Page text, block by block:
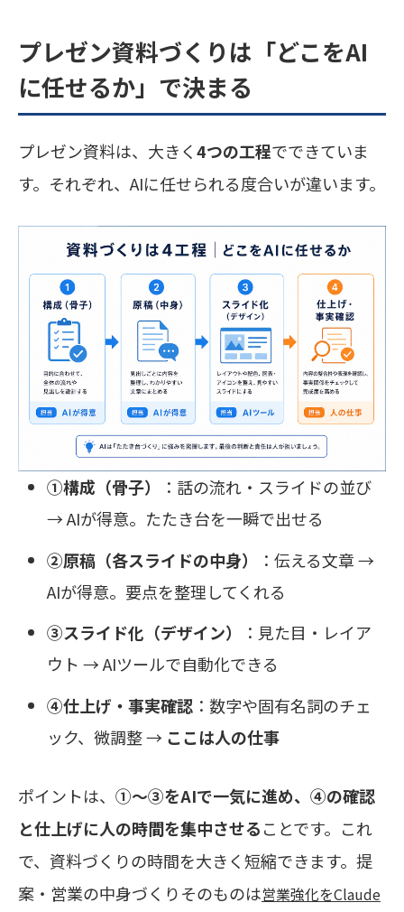
プレゼン資料づくりは「どこをAI
に任せるか」で決まる
プレゼン資料は、大きく4つの工程でできていま
す。それぞれ、AIに任せられる度合いが違います。
①構成（骨子）
：話の流れ・スライドの並び
→ AIが得意。たたき台を一瞬で出せる
②原稿（各スライドの中身）
：伝える文章 →
AIが得意。要点を整理してくれる
③スライド化（デザイン）
：見た目・レイア
ウト → AIツールで自動化できる
④仕上げ・事実確認 ：数字や固有名詞のチェ
ック、微調整 → ここは人の仕事
ポイントは、 ①〜③をAIで一気に進め、④の確認
と仕上げに人の時間を集中させることです。これ
で、資料づくりの時間を大きく短縮できます。提
案・営業の中身づくりそのものは営業強化をClaude